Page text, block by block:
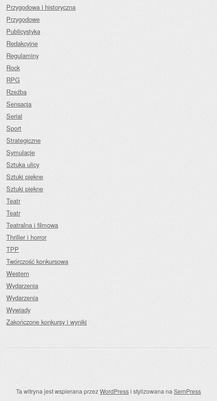
Przygodowa i historyczna
Przygodowe
Publicystyka
Redakcyjne
Regulaminy
Rock
RPG
Rzeźba
Sensacja
Serial
Sport
Strategiczne
Symulacje
Sztuka ulicy
Sztuki piękne
Sztuki piękne
Teatr
Teatr
Teatralna i filmowa
Thriller i horror
TPP
Twórczość konkursowa
Western
Wydarzenia
Wydarzenia
Wywiady
Zakończone konkursy i wyniki
Ta witryna jest wspierana przezWordPressi stylizowana na SemPress